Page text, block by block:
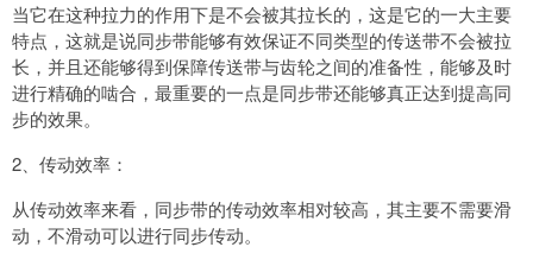
当它在这种拉力的作用下是不会被其拉长的，这是它的一大主要
特点，这就是说同步带能够有效保证不同类型的传送带不会被拉
长，并且还能够得到保障传送带与齿轮之间的准备性，能够及时
进行精确的啮合，最重要的一点是同步带还能够真正达到提高同
步的效果。
2、传动效率：
从传动效率来看，同步带的传动效率相对较高，其主要不需要滑
动，不滑动可以进行同步传动。